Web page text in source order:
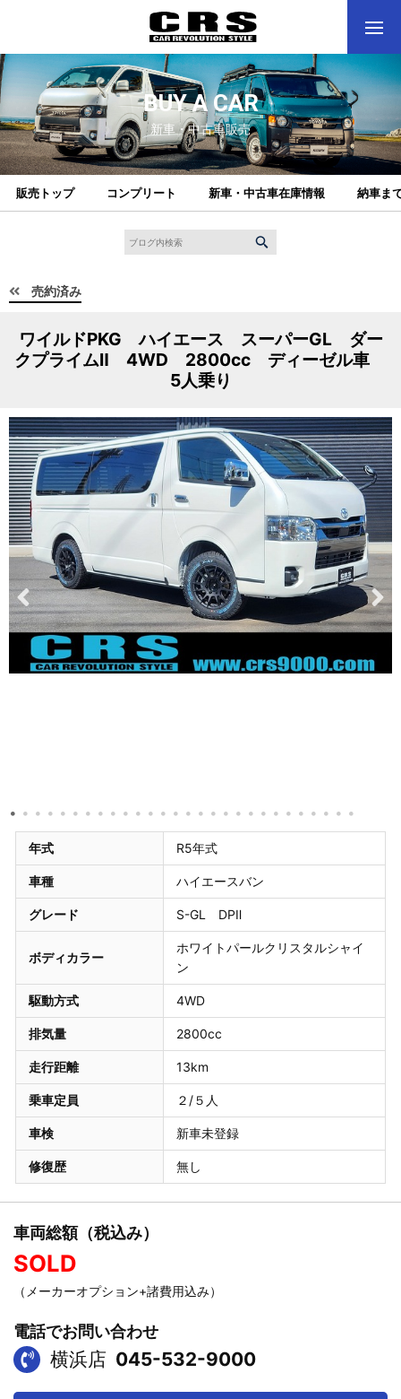
BUY A CAR
新車・中古車販売
販売トップ コンプリート 新車・中古車在庫情報 納車ま
売約済み
ワイルドPKG ハイエース スーパーGL ダー
クプライムⅡ 4WD 2800cc ディーゼル車
5人乗り
年式 R5年式
車種 ハイエースバン
グレード S-GL DPⅡ
ボディカラー
ホワイトパールクリスタルシャイ
ン
駆動方式 4WD
排気量 2800cc
走行距離 13km
乗車定員 ２/５人
車検 新車未登録
修復歴 無し
車両総額（税込み）
SOLD
（メーカーオプション+諸費用込み）
電話でお問い合わせ
横浜店 045-532-9000